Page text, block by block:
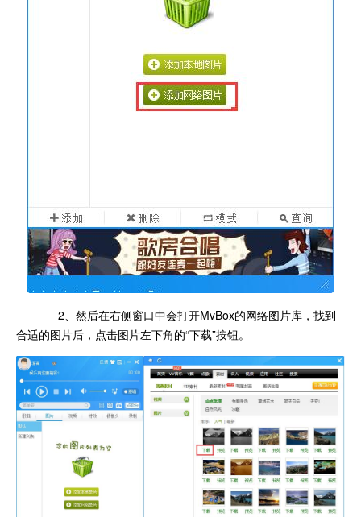
2、然后在右侧窗口中会打开MvBox的网络图片库，找到
合适的图片后，点击图片左下角的“下载”按钮。